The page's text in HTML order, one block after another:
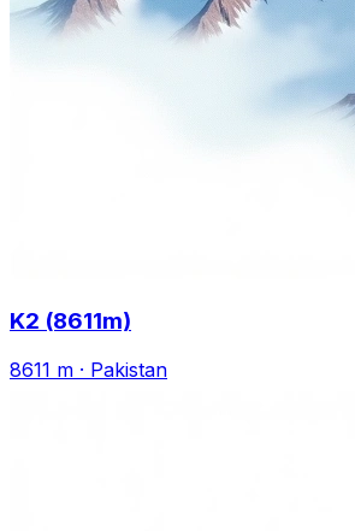
K2 (8611m)
8611 m · Pakistan